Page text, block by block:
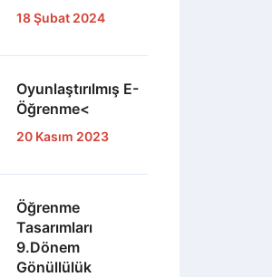
18 Şubat 2024
Oyunlaştırılmış E-
Öğrenme<
20 Kasım 2023
Öğrenme
Tasarımları
9.Dönem
Gönüllülük